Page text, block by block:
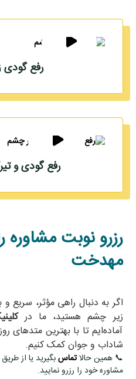
رفع
رفع گودی و
رزرو نوبت مشاوره
مهدخت
اگر به دنبال راهی مؤثر، سریع
زیر چشم هستید، ما در
آماده‌ایم تا با بهترین متدهای
شاداب و جوان کمک کنیم.
📞 همین حالاتماسبگیرید یا از
مشاوره خود را رزرو نمایید.